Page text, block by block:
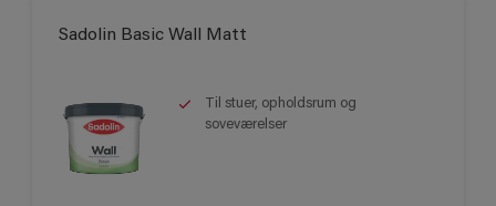
Sadolin Basic Wall Matt
Til stuer, opholdsrum og
soveværelser